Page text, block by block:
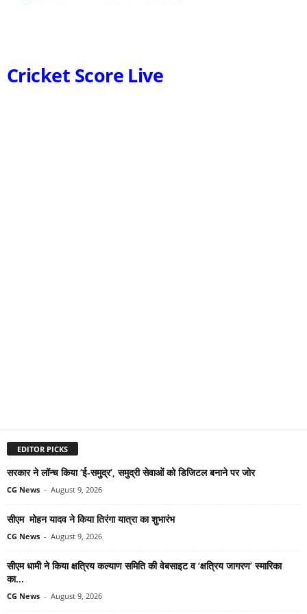
Cricket Score Live
EDITOR PICKS
सरकार ने लॉन्च किया ‘ई-समुद्र’, समुद्री सेवाओं को डिजिटल बनाने पर जोर
CG News - August 9, 2026
सीएम मोहन यादव ने किया तिरंगा यात्रा का शुभारंभ
CG News - August 9, 2026
सीएम धामी ने किया क्षत्रिय कल्याण समिति की वेबसाइट व ‘क्षत्रिय जागरण’ स्मारिका
का...
CG News - August 9, 2026